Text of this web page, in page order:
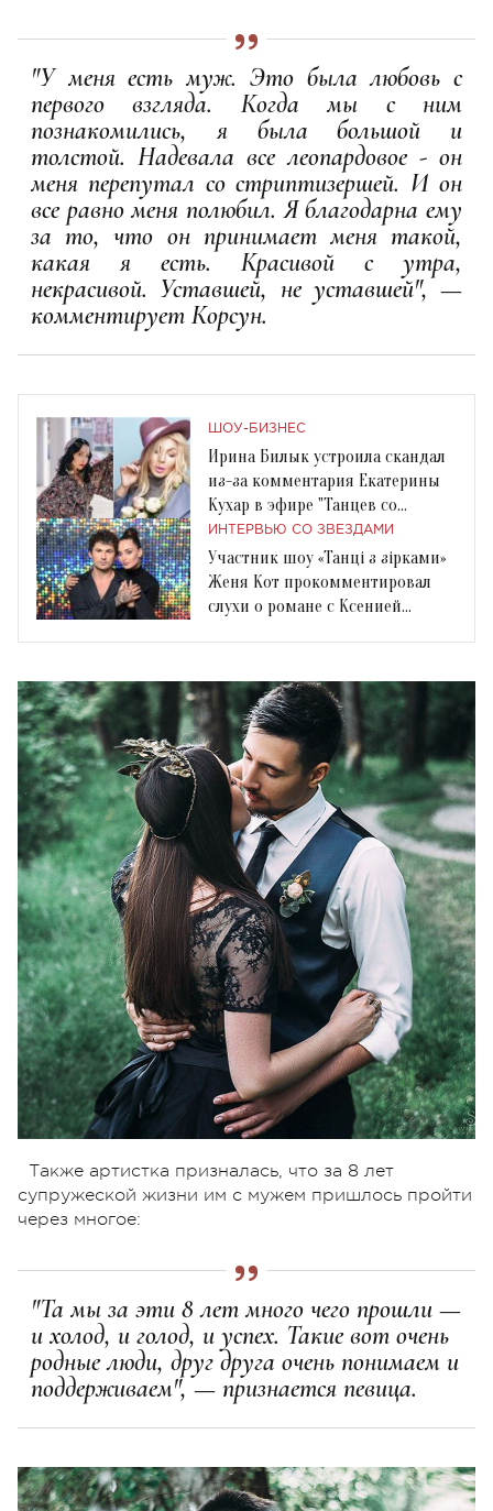
"У меня есть муж. Это была любовь с
первого взгляда. Когда мы с ним
познакомились, я была большой и
толстой. Надевала все леопардовое - он
меня перепутал со стриптизершей. И он
все равно меня полюбил. Я благодарна ему
за то, что он принимает меня такой,
какая я есть. Красивой с утра,
некрасивой. Уставшей, не уставшей", —
комментирует Корсун.
ШОУ-БИЗНЕС
Ирина Билык устроила скандал
из-за комментария Екатерины
Кухар в эфире "Танцев со
звездами"
ИНТЕРВЬЮ СО ЗВЕЗДАМИ
Участник шоу «Танці з зірками»
Женя Кот прокомментировал
слухи о романе с Ксенией
Также артистка призналась, что за 8 лет
супружеской жизни им с мужем пришлось пройти
через многое:
"Та мы за эти 8 лет много чего прошли —
и холод, и голод, и успех. Такие вот очень
родные люди, друг друга очень понимаем и
поддерживаем", — признается певица.